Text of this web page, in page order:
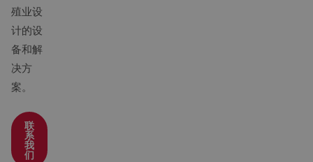
殖业设
计的设
备和解
决方
案。
联
系
我
们